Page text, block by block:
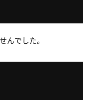
んでした。